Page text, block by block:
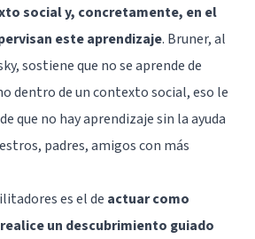
social y, concretamente, en el
este aprendizaje. Bruner, al
, sostiene que no se aprende de
dentro de un contexto social, eso le
que no hay aprendizaje sin la ayuda
padres, amigos con más
es el de actuar como
un descubrimiento guiado